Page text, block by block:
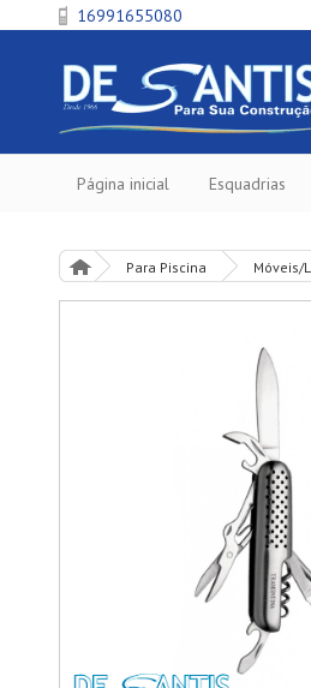
16991655080
Página inicial Esquadrias
Para Piscina Móveis/